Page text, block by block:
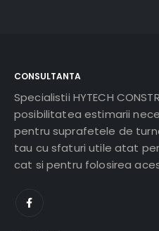
CONSULTANTA
Specialistii HYTECH
posibilitatea estimarii
pentru suprafetele de
tau cu sfaturi utile atat
cat si pentru folosirea